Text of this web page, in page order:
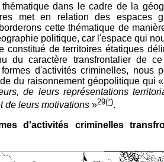
dans le cadre de la
met en relation des espaces
cette thématique de
politique, car l'espace qui
constitué de territoires étatiques
du caractère transfrontalier de
d'activités criminelles, nous
du raisonnement géopolitique qui
de leurs représentations
de leurs motivations »29(*).
d'activités criminelles